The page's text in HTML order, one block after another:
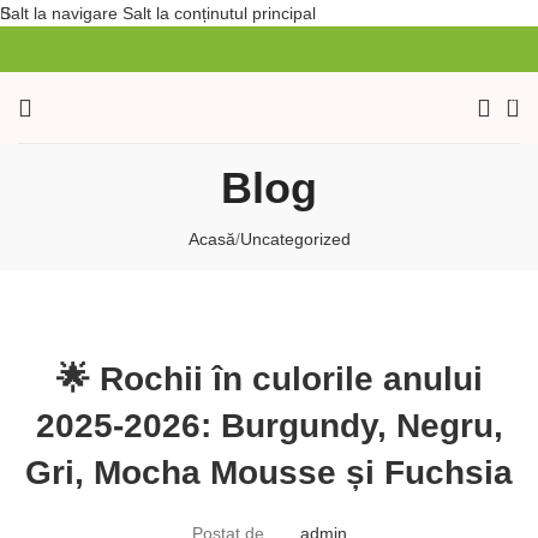
Salt la navigare Salt la conținutul principal
0
Blog
Acasă/Uncategorized
🌟 Rochii în culorile anului
2025-2026: Burgundy, Negru,
Gri, Mocha Mousse și Fuchsia
Postat de admin